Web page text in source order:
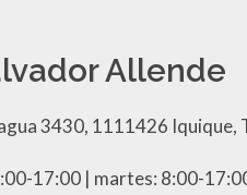
Allende
3430, 1111426 Iquique,
17:00 | martes: 8:00-